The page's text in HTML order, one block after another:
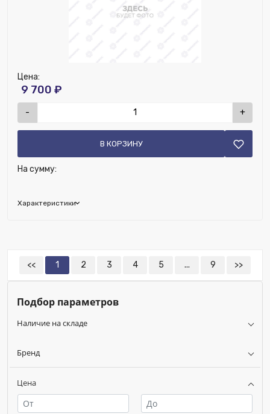
Подбор параметров
Цена
Бренд
Наличие на складе
Характеристики
Цена:
9 700 ₽
- +
В КОРЗИНУ
На сумму:
<<
1 2 3 4 5 ... 9 >>